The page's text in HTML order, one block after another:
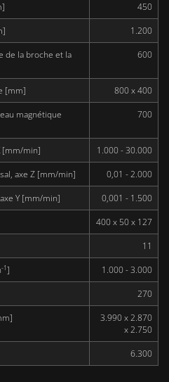
450
1.200
de la broche et la
600
[mm] 800 x 400
magnétique
700
[mm/min] 1.000 - 30.000
axe Z [mm/min] 0,01 - 2.000
Y [mm/min] 0,001 - 1.500
400 x 50 x 127
11
-1] 1.000 - 3.000
270
3.990 x 2.870
x 2.750
6.300